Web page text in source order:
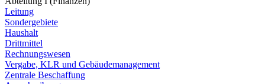
Leitung
Sondergebiete
Haushalt
Drittmittel
Rechnungswesen
Vergabe, KLR und Gebäudemanagement
Zentrale Beschaffung